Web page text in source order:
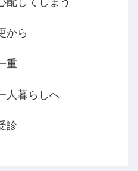
から
重
人暮らしへ
診